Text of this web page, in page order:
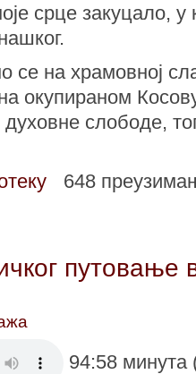
срце закуцало, у
се на храмовној
окупираном
слободе,
648
путовање
94:58